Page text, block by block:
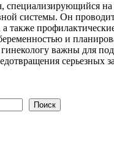
специализирующийся на
системы. Он
а также
и
важны для
серьезных
Поиск